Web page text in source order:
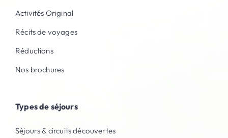
Activités Original
Récits de voyages
Réductions
Nos brochures
Types de séjours
Séjours & circuits découvertes